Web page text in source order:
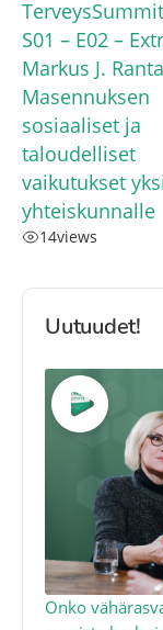
S01 – E02 –
Markus J.
Masennuksen
sosiaaliset ja
taloudelliset
vaikutukset
yhteiskunnalle
14views
Uutuudet!
Onko